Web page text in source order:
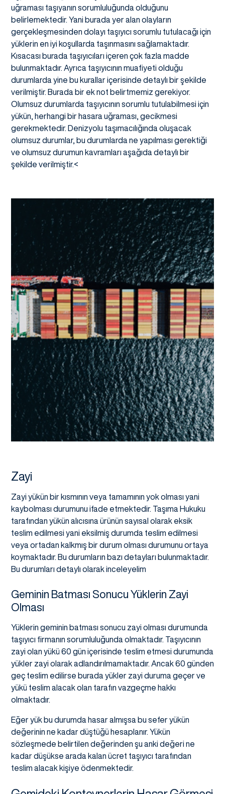
uğraması taşıyanın sorumluluğunda olduğunu
belirlemektedir. Yani burada yer alan olayların
gerçekleşmesinden dolayı taşıyıcı sorumlu tutulacağı için
yüklerin en iyi koşullarda taşınmasını sağlamaktadır.
Kısacası burada taşıyıcıları içeren çok fazla madde
bulunmaktadır. Ayrıca taşıyıcının muafiyeti olduğu
durumlarda yine bu kurallar içerisinde detaylı bir şekilde
verilmiştir. Burada bir ek not belirtmemiz gerekiyor.
Olumsuz durumlarda taşıyıcının sorumlu tutulabilmesi için
yükün, herhangi bir hasara uğraması, gecikmesi
gerekmektedir. Denizyolu taşımacılığında oluşacak
olumsuz durumlar, bu durumlarda ne yapılması gerektiği
ve olumsuz durumun kavramları aşağıda detaylı bir
şekilde verilmiştir.<
Zayi
Zayi yükün bir kısmının veya tamamının yok olması yani
kaybolması durumunu ifade etmektedir. Taşıma Hukuku
tarafından yükün alıcısına ürünün sayısal olarak eksik
teslim edilmesi yani eksilmiş durumda teslim edilmesi
veya ortadan kalkmış bir durum olması durumunu ortaya
koymaktadır. Bu durumların bazı detayları bulunmaktadır.
Bu durumları detaylı olarak inceleyelim
Geminin Batması Sonucu Yüklerin Zayi
Olması
Yüklerin geminin batması sonucu zayi olması durumunda
taşıyıcı firmanın sorumluluğunda olmaktadır. Taşıyıcının
zayi olan yükü 60 gün içerisinde teslim etmesi durumunda
yükler zayi olarak adlandırılmamaktadır. Ancak 60 günden
geç teslim edilirse burada yükler zayi duruma geçer ve
yükü teslim alacak olan tarafın vazgeçme hakkı
olmaktadır.
Eğer yük bu durumda hasar almışsa bu sefer yükün
değerinin ne kadar düştüğü hesaplanır. Yükün
sözleşmede belirtilen değerinden şu anki değeri ne
kadar düşükse arada kalan ücret taşıyıcı tarafından
teslim alacak kişiye ödenmektedir.